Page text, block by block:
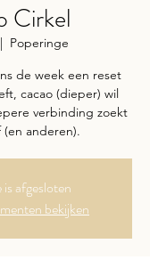
Cirkel
Poperinge
de week een reset
cacao (dieper) wil
verbinding zoekt
(en anderen).
afgesloten
bekijken